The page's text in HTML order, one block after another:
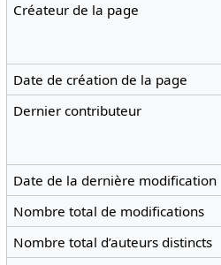
Créateur de la page
Date de création de la page
Dernier contributeur
Date de la dernière modification
Nombre total de modifications
Nombre total d’auteurs distincts